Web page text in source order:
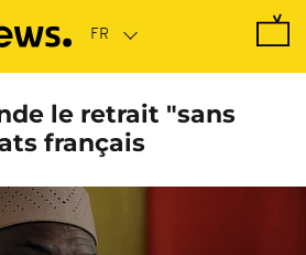
le retrait "sans
français